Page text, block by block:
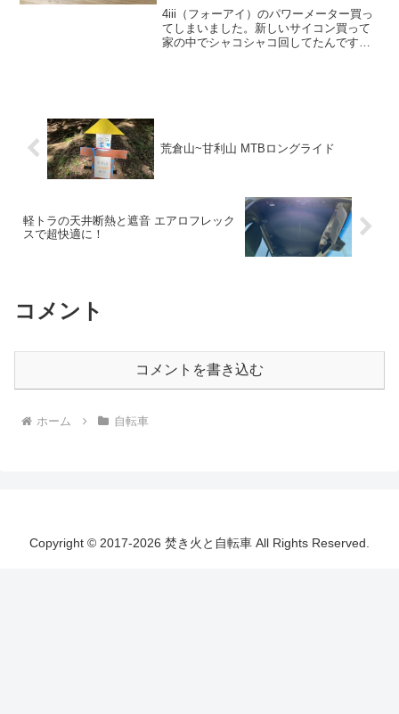
4iii（フォーアイ）のパワーメーター買っ
てしまいました。新しいサイコン買って
家の中でシャコシャコ回してたんです
荒倉山~甘利山 MTBロングライド
軽トラの天井断熱と遮音 エアロフレック
スで超快適に！
コメント
コメントを書き込む
ホーム 自転車
Copyright © 2017-2026 焚き火と自転車 All Rights Reserved.